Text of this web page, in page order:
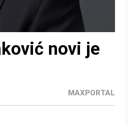
novi je
MAXPORTAL